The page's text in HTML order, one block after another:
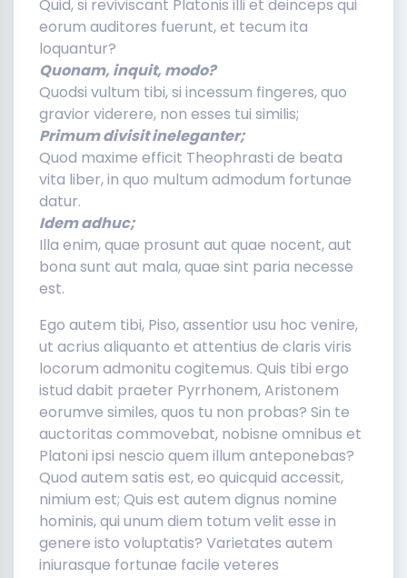
Quid, si reviviscant Platonis illi et deinceps qui
eorum auditores fuerunt, et tecum ita
loquantur?
Quonam, inquit, modo?
Quodsi vultum tibi, si incessum fingeres, quo
gravior viderere, non esses tui similis;
Primum divisit ineleganter;
Quod maxime efficit Theophrasti de beata
vita liber, in quo multum admodum fortunae
datur.
Idem adhuc;
Illa enim, quae prosunt aut quae nocent, aut
bona sunt aut mala, quae sint paria necesse
est.
Ego autem tibi, Piso, assentior usu hoc venire,
ut acrius aliquanto et attentius de claris viris
locorum admonitu cogitemus. Quis tibi ergo
istud dabit praeter Pyrrhonem, Aristonem
eorumve similes, quos tu non probas? Sin te
auctoritas commovebat, nobisne omnibus et
Platoni ipsi nescio quem illum anteponebas?
Quod autem satis est, eo quicquid accessit,
nimium est; Quis est autem dignus nomine
hominis, qui unum diem totum velit esse in
genere isto voluptatis? Varietates autem
iniurasque fortunae facile veteres